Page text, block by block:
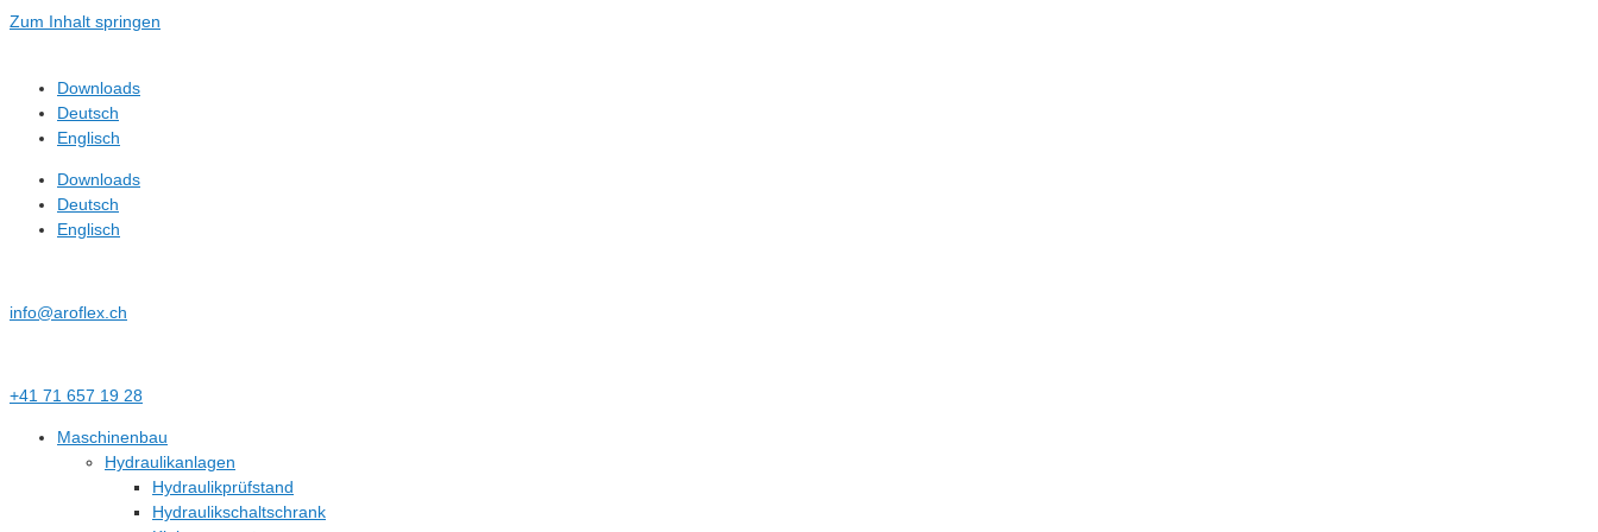
Zum Inhalt springen
Downloads
Deutsch
Englisch
Downloads
Deutsch
Englisch
info@aroflex.ch
+41 71 657 19 28
Maschinenbau
Hydraulikanlagen
Hydraulikprüfstand
Hydraulikschaltschrank